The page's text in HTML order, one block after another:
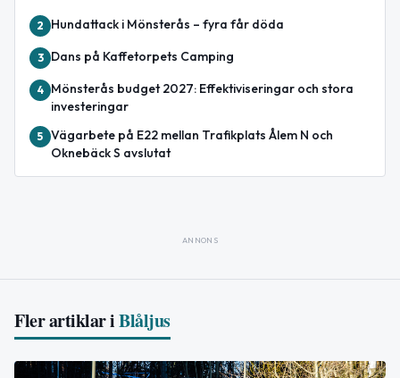
2 Hundattack i Mönsterås – fyra får döda
3 Dans på Kaffetorpets Camping
4
Mönsterås budget 2027: Effektiviseringar och stora
investeringar
5 Vägarbete på E22 mellan Trafikplats Ålem N och
Oknebäck S avslutat
ANNONS
Fler artiklar iBlåljus